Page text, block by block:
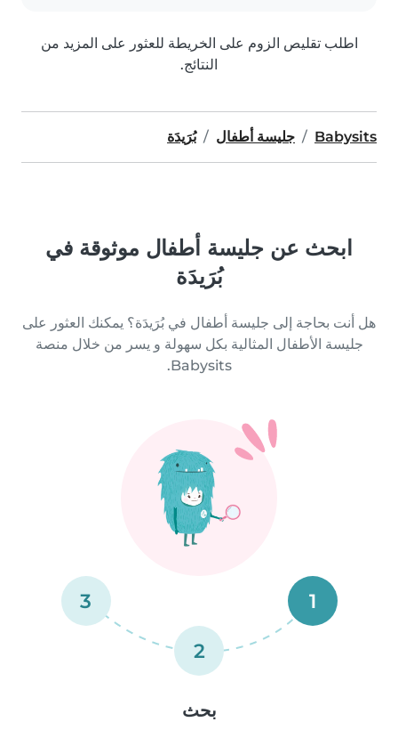
اطلب تقليص الزوم على الخريطة للعثور على المزيد من
النتائج.
Babysits جليسة أطفال بُرَيدَة
ابحث عن جليسة أطفال موثوقة في
بُرَيدَة
هل أنت بحاجة إلى جليسة أطفال في بُرَيدَة؟ يمكنك العثور على
جليسة الأطفال المثالية بكل سهولة و يسر من خلال منصة
Babysits.
1
2
3
بحث